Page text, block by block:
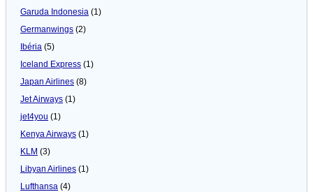
Garuda Indonesia (1)
Germanwings (2)
Ibéria (5)
Iceland Express (1)
Japan Airlines (8)
Jet Airways (1)
jet4you (1)
Kenya Airways (1)
KLM (3)
Libyan Airlines (1)
Lufthansa (4)